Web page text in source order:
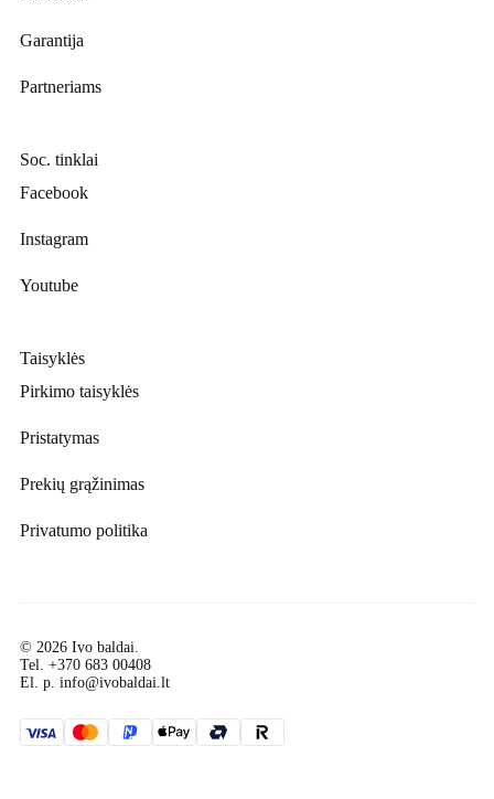
Garantija
Partneriams
Soc. tinklai
Facebook
Instagram
Youtube
Taisyklės
Pirkimo taisyklės
Pristatymas
Prekių grąžinimas
Privatumo politika
© 2026 Ivo baldai.
Tel. +370 683 00408
El. p. info@ivobaldai.lt